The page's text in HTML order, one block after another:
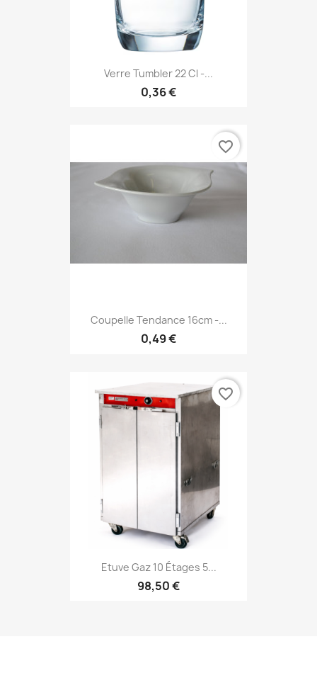
Verre Tumbler 22 Cl -...
0,36 €
Coupelle Tendance 16cm -...
0,49 €
favorite_border
Etuve Gaz 10 Étages 5...
98,50 €
favorite_border